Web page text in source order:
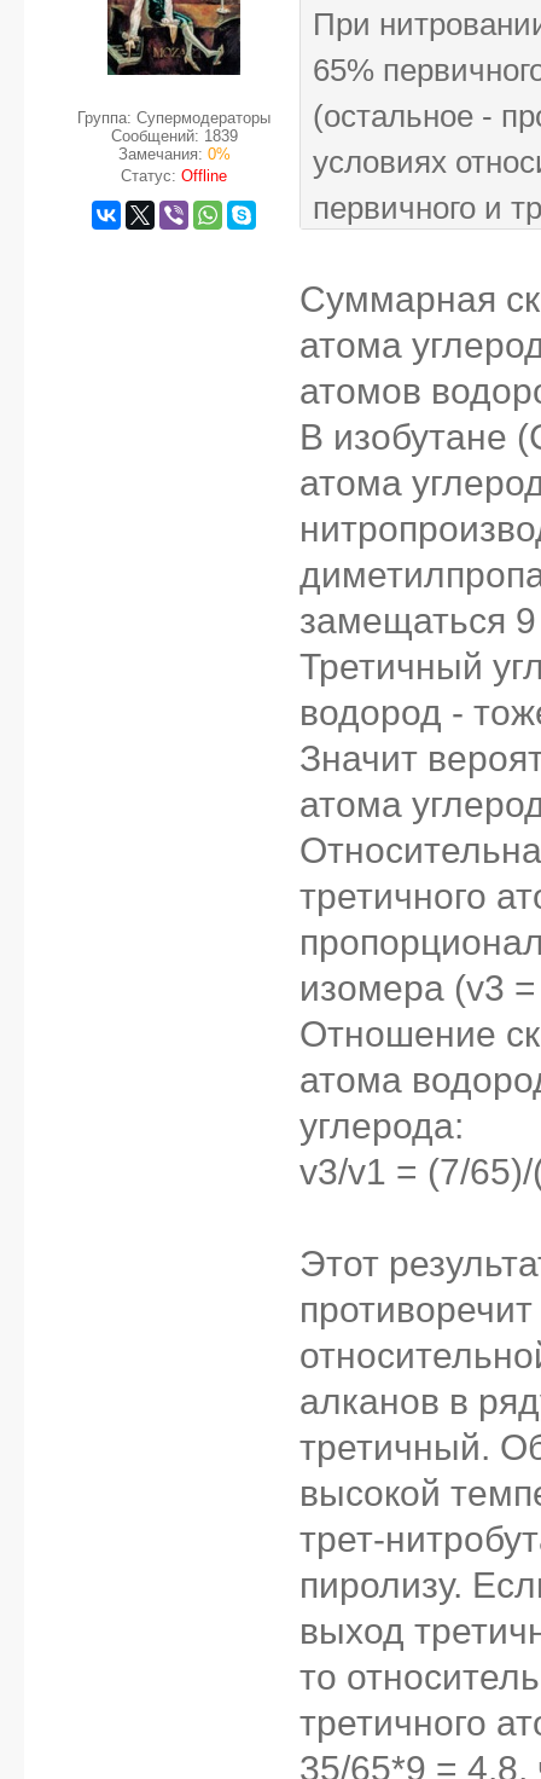
Группа: Супермодераторы
Сообщений: 1839
Замечания: 0%
Статус: Offline
При
65%
(остальное -
условиях
первичного и
Суммарная
атома
атомов
В изобутане
атома
замещаться
Третичный
водород -
Значит
атома
третичного
изомера (v3
Отношение
атома
углерода:
v3/v1 = (7/
Этот
алканов в
третичный.
высокой
трет-
пиролизу.
выход
то
третичного
35/65*9 = 4.8,